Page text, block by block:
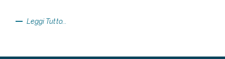
Leggi Tutto...